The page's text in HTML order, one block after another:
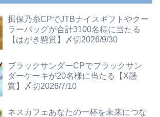
揖保乃糸CPでJTBナイスギフトやクー
ラーバッグが合計3100名様に当たる
【はがき懸賞】〆切2026/9/30
ブラックサンダーCPでブラックサン
ダーケーキが20名様に当たる【X懸
賞】〆切2026/7/10
ネスカフェあなたの一杯を未来につな